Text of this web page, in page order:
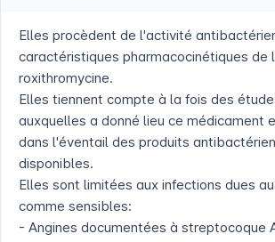
Elles procèdent de l'activité
caractéristiques pharmacocinétiques de
roxithromycine.
Elles tiennent compte à la fois des
auxquelles a donné lieu ce médicament
dans l'éventail des produits
disponibles.
Elles sont limitées aux infections dues
comme sensibles:
- Angines documentées à streptocoque